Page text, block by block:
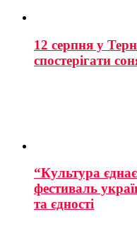
12 серпня у
спостерігати
“Культура
фестиваль
та єдності